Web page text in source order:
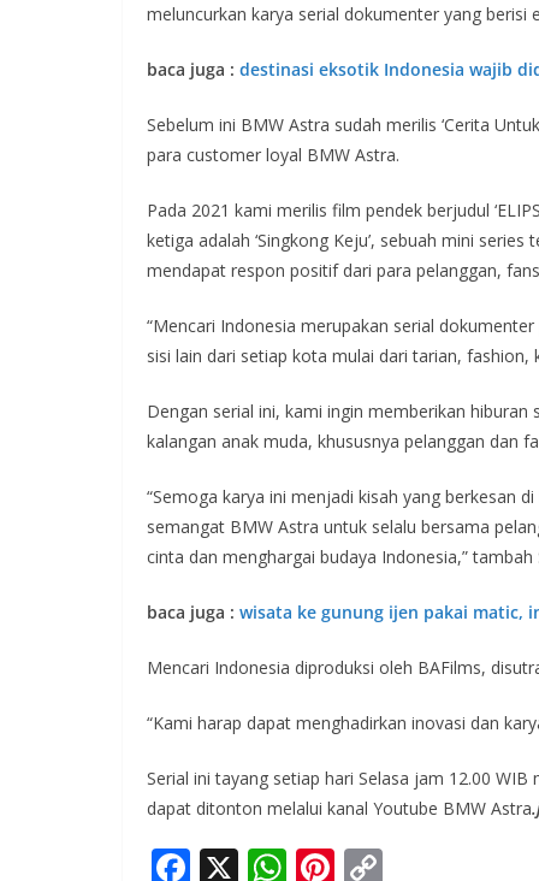
meluncurkan karya serial dokumenter yang berisi
baca juga : destinasi eksotik Indonesia wajib
Sebelum ini BMW Astra sudah merilis ‘Cerita
para customer loyal BMW Astra.
Pada 2021 kami merilis film pendek berjudul
ketiga adalah ‘Singkong Keju’, sebuah mini
mendapat respon positif dari para pelanggan,
“Mencari Indonesia merupakan serial
sisi lain dari setiap kota mulai dari tarian, fashion,
Dengan serial ini, kami ingin memberikan
kalangan anak muda, khususnya pelanggan dan
“Semoga karya ini menjadi kisah yang berkesan
semangat BMW Astra untuk selalu bersama
cinta dan menghargai budaya Indonesia,” tambah
baca juga : wisata ke gunung ijen pakai matic,
Mencari Indonesia diproduksi oleh BAFilms,
“Kami harap dapat menghadirkan inovasi dan
Serial ini tayang setiap hari Selasa jam 12.00
dapat ditonton melalui kanal Youtube BMW Astra
F X W Pi